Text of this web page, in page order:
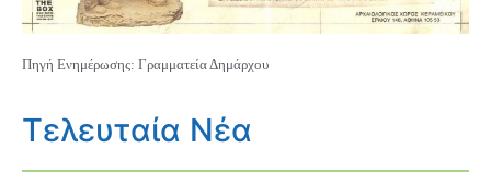
Πηγή Ενημέρωσης: Γραμματεία Δημάρχου
Τελευταία Νέα